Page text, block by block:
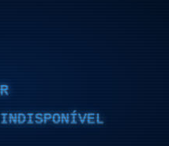
INDISPONÍVEL